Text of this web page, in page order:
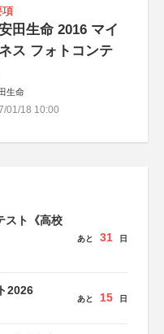
項
田生命 2016 マイ
ス フォトコンテ
生命
01/18 10:00
スト《高校
あと 31 日
2026
あと 15 日